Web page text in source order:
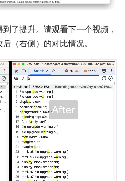
了提升。请观看下一个视频，
（右侧）的对比情况。